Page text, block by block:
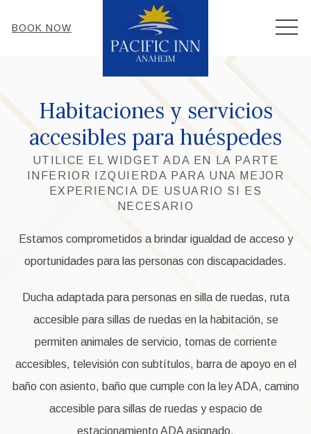
BOOK NOW
Habitaciones y servicios
accesibles para huéspedes
UTILICE EL WIDGET ADA EN LA PARTE
INFERIOR IZQUIERDA PARA UNA MEJOR
EXPERIENCIA DE USUARIO SI ES
NECESARIO
Estamos comprometidos a brindar igualdad de acceso y
oportunidades para las personas con discapacidades.
Ducha adaptada para personas en silla de ruedas, ruta
accesible para sillas de ruedas en la habitación, se
permiten animales de servicio, tomas de corriente
accesibles, televisión con subtítulos, barra de apoyo en el
baño con asiento, baño que cumple con la ley ADA, camino
accesible para sillas de ruedas y espacio de
estacionamiento ADA asignado.